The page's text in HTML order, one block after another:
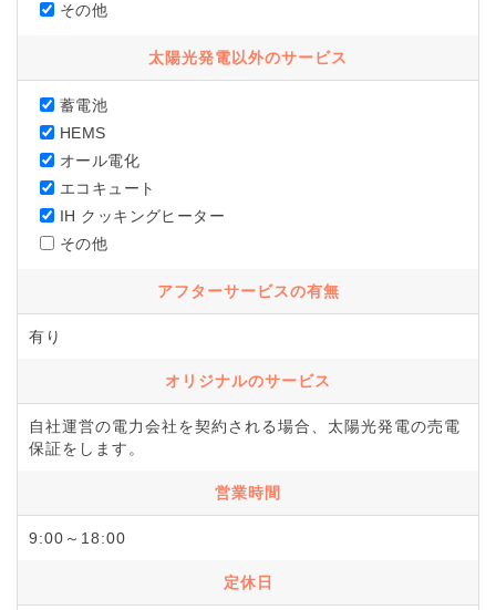
その他
太陽光発電以外のサービス
蓄電池
HEMS
オール電化
エコキュート
IH クッキングヒーター
その他
アフターサービスの有無
有り
オリジナルのサービス
自社運営の電力会社を契約される場合、太陽光発電の売電
保証をします。
営業時間
9:00～18:00
定休日